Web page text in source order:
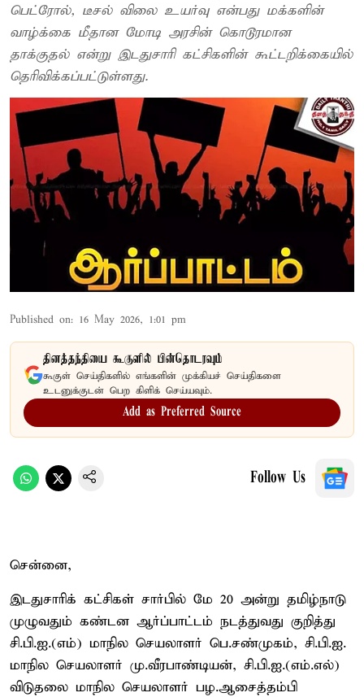
பெட்ரோல், டீசல் விலை உயர்வு என்பது மக்களின்
வாழ்க்கை மீதான மோடி அரசின் கொடூரமான
தாக்குதல் என்று இடதுசாரி கட்சிகளின் கூட்டறிக்கையில்
தெரிவிக்கப்பட்டுள்ளது.
Published on: 16 May 2026, 1:01 pm
தினத்தந்தியை கூகுளில் பின்தொடரவும்
கூகுள் செய்திகளில் எங்களின் முக்கியச் செய்திகளை
உடனுக்குடன் பெற கிளிக் செய்யவும்.
Add as Preferred Source
Follow Us
சென்னை,
இடதுசாரிக் கட்சிகள் சார்பில் மே 20 அன்று தமிழ்நாடு
முழுவதும் கண்டன ஆர்ப்பாட்டம் நடத்துவது குறித்து
சி.பி.ஐ.(எம்) மாநில செயலாளர் பெ.சண்முகம், சி.பி.ஐ.
மாநில செயலாளர் மு.வீரபாண்டியன், சி.பி.ஐ.(எம்.எல்)
விடுதலை மாநில செயலாளர் பழ.ஆசைத்தம்பி